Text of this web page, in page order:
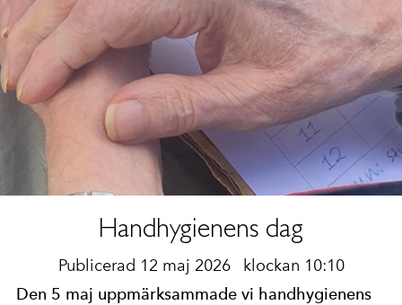
Handhygienens dag
Publicerad 12 maj 2026 klockan 10:10
Den 5 maj uppmärksammade vi handhygienens